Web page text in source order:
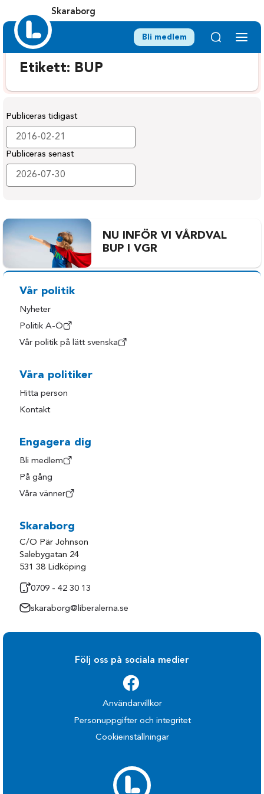
Skaraborg
Bli medlem
Etikett: BUP
Publiceras tidigast
Publiceras senast
NU INFÖR VI VÅRDVAL
BUP I VGR
Vår politik
Nyheter
Politik A-Ö
Vår politik på lätt svenska
Våra politiker
Hitta person
Kontakt
Engagera dig
Bli medlem
På gång
Våra vänner
Skaraborg
C/O Pär Johnson
Salebygatan 24
531 38 Lidköping
0709 - 42 30 13
skaraborg@liberalerna.se
Följ oss på sociala medier
Användarvillkor
Personuppgifter och integritet
Cookieinställningar